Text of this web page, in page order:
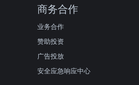
商务合作
业务合作
赞助投资
广告投放
安全应急响应中心